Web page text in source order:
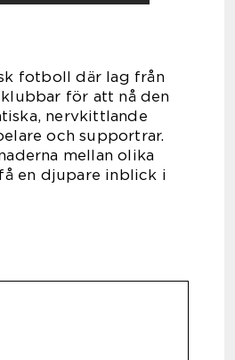
fotboll där lag från
för att nå den
nervkittlande
och supportrar.
mellan olika
en djupare inblick i